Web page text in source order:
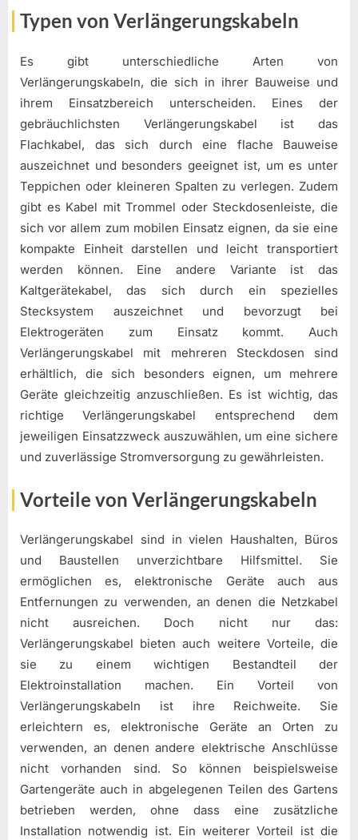
Typen von Verlängerungskabeln
Es gibt unterschiedliche Arten von
Verlängerungskabeln, die sich in ihrer Bauweise und
ihrem Einsatzbereich unterscheiden. Eines der
gebräuchlichsten Verlängerungskabel ist das
Flachkabel, das sich durch eine flache Bauweise
auszeichnet und besonders geeignet ist, um es unter
Teppichen oder kleineren Spalten zu verlegen. Zudem
gibt es Kabel mit Trommel oder Steckdosenleiste, die
sich vor allem zum mobilen Einsatz eignen, da sie eine
kompakte Einheit darstellen und leicht transportiert
werden können. Eine andere Variante ist das
Kaltgerätekabel, das sich durch ein spezielles
Stecksystem auszeichnet und bevorzugt bei
Elektrogeräten zum Einsatz kommt. Auch
Verlängerungskabel mit mehreren Steckdosen sind
erhältlich, die sich besonders eignen, um mehrere
Geräte gleichzeitig anzuschließen. Es ist wichtig, das
richtige Verlängerungskabel entsprechend dem
jeweiligen Einsatzzweck auszuwählen, um eine sichere
und zuverlässige Stromversorgung zu gewährleisten.
Vorteile von Verlängerungskabeln
Verlängerungskabel sind in vielen Haushalten, Büros
und Baustellen unverzichtbare Hilfsmittel. Sie
ermöglichen es, elektronische Geräte auch aus
Entfernungen zu verwenden, an denen die Netzkabel
nicht ausreichen. Doch nicht nur das:
Verlängerungskabel bieten auch weitere Vorteile, die
sie zu einem wichtigen Bestandteil der
Elektroinstallation machen. Ein Vorteil von
Verlängerungskabeln ist ihre Reichweite. Sie
erleichtern es, elektronische Geräte an Orten zu
verwenden, an denen andere elektrische Anschlüsse
nicht vorhanden sind. So können beispielsweise
Gartengeräte auch in abgelegenen Teilen des Gartens
betrieben werden, ohne dass eine zusätzliche
Installation notwendig ist. Ein weiterer Vorteil ist die